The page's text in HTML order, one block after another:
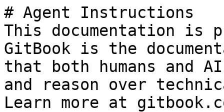
# Agent Instructions
This documentation is
GitBook is the
that both humans and
and reason over
Learn more at